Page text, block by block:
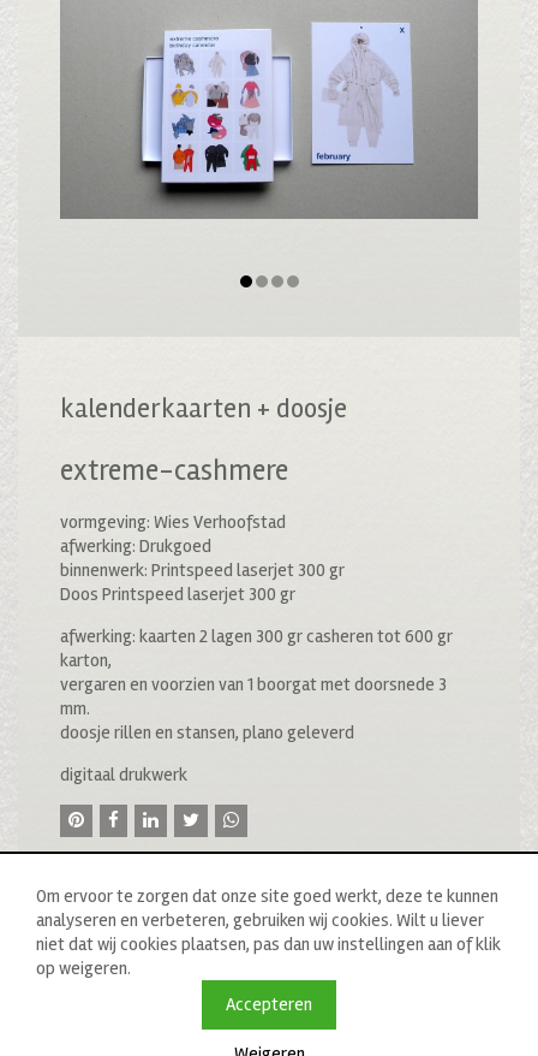
kalenderkaarten + doosje
extreme-cashmere
vormgeving: Wies Verhoofstad
afwerking: Drukgoed
binnenwerk: Printspeed laserjet 300 gr
Doos Printspeed laserjet 300 gr
afwerking: kaarten 2 lagen 300 gr casheren tot 600 gr
karton,
vergaren en voorzien van 1 boorgat met doorsnede 3
mm.
doosje rillen en stansen, plano geleverd
digitaal drukwerk
© 2020 drukkerij raddraaier b.v., van ostadestraat 233b, 1073
tn amsterdam, t: 020 673 05 78, f: 020 676 71 00,
info@raddraaierssp.nl
Om ervoor te zorgen dat onze site goed werkt, deze te kunnen
analyseren en verbeteren, gebruiken wij cookies. Wilt u liever
niet dat wij cookies plaatsen, pas dan uw instellingen aan of klik
op weigeren.
Accepteren